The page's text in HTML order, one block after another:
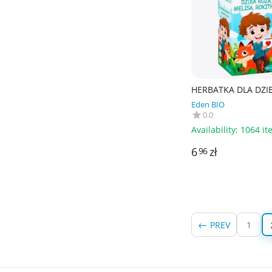
HERBATKA DLA
DZIKA RÓŻA, MELISA
ROKITNIK BIO (20 x
g - APOTHEKE
Eden BIO
0.0
Availability: 1064
696zł
PREV 1